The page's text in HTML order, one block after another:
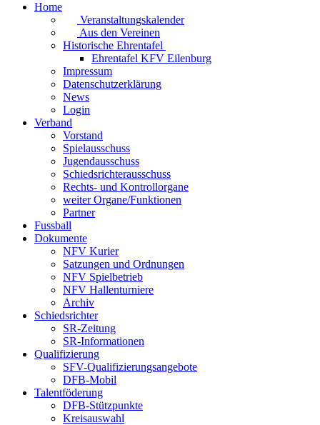
Home
Veranstaltungskalender
Aus den Vereinen
Historische Ehrentafel
Ehrentafel KFV Eilenburg
Impressum
Datenschutzerklärung
News
Login
Verband
Vorstand
Spielausschuss
Jugendausschuss
Schiedsrichterausschuss
Rechts- und Kontrollorgane
weiter Organe/Funktionen
Partner
Fussball
Dokumente
NFV Kurier
Satzungen und Ordnungen
NFV Spielbetrieb
NFV Hallenturniere
Archiv
Schiedsrichter
SR-Zeitung
SR-Informationen
Qualifizierung
SFV-Qualifizierungsangebote
DFB-Mobil
Talentföderung
DFB-Stützpunkte
Kreisauswahl